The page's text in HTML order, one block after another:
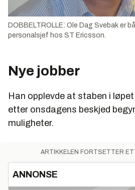
DOBBELTROLLE: Ole Dag Svebak er
personalsjef hos ST Ericsson.
Nye jobber
Han opplevde at staben i
etter onsdagens beskjed
muligheter.
ARTIKKELEN FORTSETTER
ANNONSE